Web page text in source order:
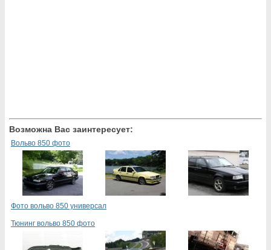
Возможна Вас заинтересует:
Вольво 850 фото
Фото вольво 850 универсал
Тюнинг вольво 850 фото